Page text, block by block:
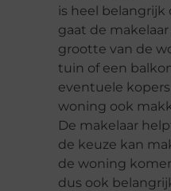
is heel
gaat de
grootte van de
tuin of een
eventuele
woning ook
De makelaar
de keuze kan
de woning
dus ook